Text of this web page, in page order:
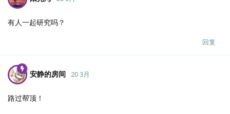
有人一起研究吗？
回复
安静的房间 20 3月
路过帮顶！